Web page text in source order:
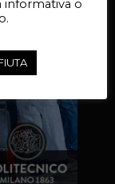
informativa o